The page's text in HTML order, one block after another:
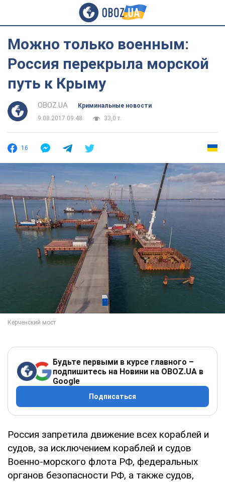
Можно только военным:
Россия перекрыла морской
путь к Крыму
OBOZ.UA
Криминальные новости
9.08.2017 09:48
33,0 т.
16
Будьте первыми в курсе главного –
подпишитесь на Новини на OBOZ.UA в
Google
Подписаться
Россия запретила движение всех кораблей и
судов, за исключением кораблей и судов
Военно-морского флота РФ, федеральных
органов безопасности РФ, а также судов,